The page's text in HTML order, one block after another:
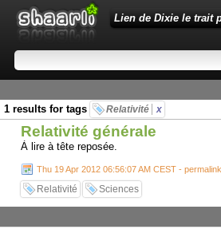
Lien de Dixie le trait
1 results for tags
Relativité x
Relativité générale
À lire à tête reposée.
Thu 19 Apr 2012 06:56:07 AM CEST - permalink
Relativité Sciences